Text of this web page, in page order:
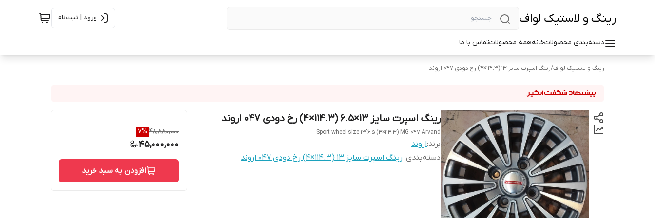
رینگ و لاستیک لواف ورود | ثبت‌نام
دسته‌بندی محصولاتخانههمه محصولاتتماس با ما
رینگ و لاستیک لواف/رینگ اسپرت سایز ۱۳ (۱۱۴.۳×۴) رخ دودی ۰۴۷ اروند
رینگ اسپرت سایز ۱۳×۶.۵ (۱۱۴.۳×۴) رخ دودی ۰۴۷ اروند
Sport wheel size 13"6.5 (4×114.3) MG 047 Arvand
برند:اروند
دسته‌بندی: رینگ اسپرت سایز ۱۳ (۱۱۴.۳×۴) رخ دودی ۰۴۷ اروند
48,880,000
7%
45,000,000
افزودن به سبد خرید